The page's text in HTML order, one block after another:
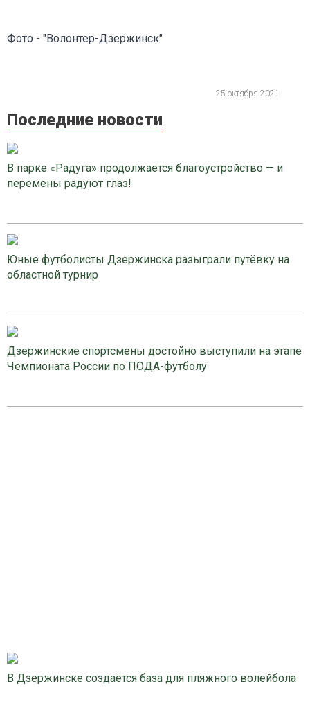
Фото - "Волонтер-Дзержинск"
25 октября 2021
Последние новости
В парке «Радуга» продолжается благоустройство — и
перемены радуют глаз!
Юные футболисты Дзержинска разыграли путёвку на
областной турнир
Дзержинские спортсмены достойно выступили на этапе
Чемпионата России по ПОДА-футболу
В Дзержинске создаётся база для пляжного волейбола